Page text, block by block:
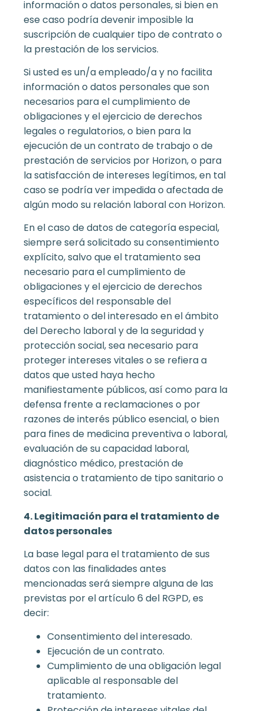
información o datos personales, si bien en
ese caso podría devenir imposible la
suscripción de cualquier tipo de contrato o
la prestación de los servicios.
Si usted es un/a empleado/a y no facilita
información o datos personales que son
necesarios para el cumplimiento de
obligaciones y el ejercicio de derechos
legales o regulatorios, o bien para la
ejecución de un contrato de trabajo o de
prestación de servicios por Horizon, o para
la satisfacción de intereses legítimos, en tal
caso se podría ver impedida o afectada de
algún modo su relación laboral con Horizon.
En el caso de datos de categoría especial,
siempre será solicitado su consentimiento
explícito, salvo que el tratamiento sea
necesario para el cumplimiento de
obligaciones y el ejercicio de derechos
específicos del responsable del
tratamiento o del interesado en el ámbito
del Derecho laboral y de la seguridad y
protección social, sea necesario para
proteger intereses vitales o se refiera a
datos que usted haya hecho
manifiestamente públicos, así como para la
defensa frente a reclamaciones o por
razones de interés público esencial, o bien
para fines de medicina preventiva o laboral,
evaluación de su capacidad laboral,
diagnóstico médico, prestación de
asistencia o tratamiento de tipo sanitario o
social.
4. Legitimación para el tratamiento de
datos personales
La base legal para el tratamiento de sus
datos con las finalidades antes
mencionadas será siempre alguna de las
previstas por el artículo 6 del RGPD, es
decir:
Consentimiento del interesado.
Ejecución de un contrato.
Cumplimiento de una obligación legal
aplicable al responsable del
tratamiento.